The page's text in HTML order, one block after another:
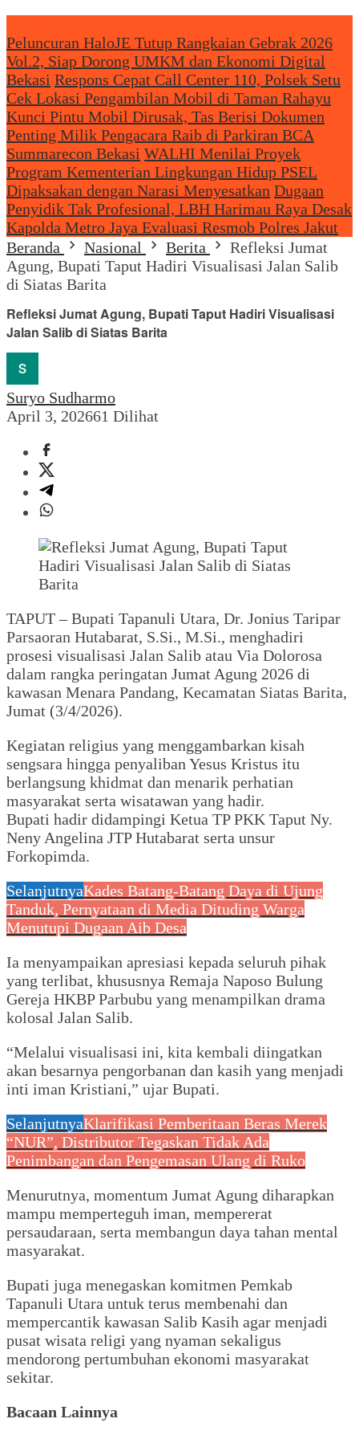
Peluncuran HaloJE Tutup Rangkaian Gebrak 2026
Vol.2, Siap Dorong UMKM dan Ekonomi Digital
Bekasi Respons Cepat Call Center 110, Polsek Setu
Cek Lokasi Pengambilan Mobil di Taman Rahayu
Kunci Pintu Mobil Dirusak, Tas Berisi Dokumen
Penting Milik Pengacara Raib di Parkiran BCA
Summarecon Bekasi WALHI Menilai Proyek
Program Kementerian Lingkungan Hidup PSEL
Dipaksakan dengan Narasi Menyesatkan Dugaan
Penyidik Tak Profesional, LBH Harimau Raya Desak
Kapolda Metro Jaya Evaluasi Resmob Polres Jakut
Beranda
Nasional Berita
Refleksi Jumat
Agung, Bupati Taput Hadiri Visualisasi Jalan Salib
di Siatas Barita
Refleksi Jumat Agung, Bupati Taput Hadiri Visualisasi
Jalan Salib di Siatas Barita
Suryo Sudharmo
April 3, 202661 Dilihat
TAPUT – Bupati Tapanuli Utara, Dr. Jonius Taripar
Parsaoran Hutabarat, S.Si., M.Si., menghadiri
prosesi visualisasi Jalan Salib atau Via Dolorosa
dalam rangka peringatan Jumat Agung 2026 di
kawasan Menara Pandang, Kecamatan Siatas Barita,
Jumat (3/4/2026).
Kegiatan religius yang menggambarkan kisah
sengsara hingga penyaliban Yesus Kristus itu
berlangsung khidmat dan menarik perhatian
masyarakat serta wisatawan yang hadir.
Bupati hadir didampingi Ketua TP PKK Taput Ny.
Neny Angelina JTP Hutabarat serta unsur
Forkopimda.
SelanjutnyaKades Batang-Batang Daya di Ujung
Tanduk, Pernyataan di Media Dituding Warga
Menutupi Dugaan Aib Desa
Ia menyampaikan apresiasi kepada seluruh pihak
yang terlibat, khususnya Remaja Naposo Bulung
Gereja HKBP Parbubu yang menampilkan drama
kolosal Jalan Salib.
“Melalui visualisasi ini, kita kembali diingatkan
akan besarnya pengorbanan dan kasih yang menjadi
inti iman Kristiani,” ujar Bupati.
SelanjutnyaKlarifikasi Pemberitaan Beras Merek
“NUR”, Distributor Tegaskan Tidak Ada
Penimbangan dan Pengemasan Ulang di Ruko
Menurutnya, momentum Jumat Agung diharapkan
mampu memperteguh iman, mempererat
persaudaraan, serta membangun daya tahan mental
masyarakat.
Bupati juga menegaskan komitmen Pemkab
Tapanuli Utara untuk terus membenahi dan
mempercantik kawasan Salib Kasih agar menjadi
pusat wisata religi yang nyaman sekaligus
mendorong pertumbuhan ekonomi masyarakat
sekitar.
Bacaan Lainnya